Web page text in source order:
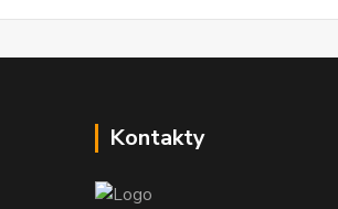
Kontakty